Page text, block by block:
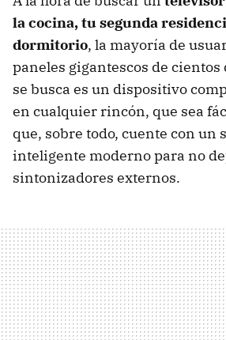
la cocina, tu segunda
dormitorio, la mayoría de
paneles gigantescos de cientos
se busca es un dispositivo
en cualquier rincón, que sea
que, sobre todo, cuente con un
inteligente moderno para no
sintonizadores externos.